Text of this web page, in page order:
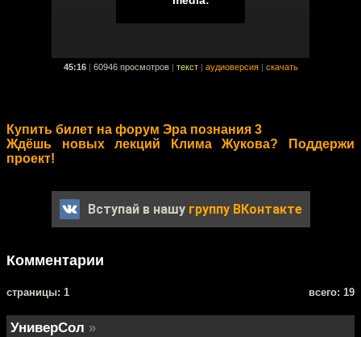
45:16 60946 просмотров текст аудиоверсия скачать
Купить билет на форум Эра познания 3
Ждёшь новых лекций Клима Жукова? Поддержи
проект!
Вступай в нашу группу ВКонтакте
Комментарии
cтраницы: 1 всего: 19
УниверСол »